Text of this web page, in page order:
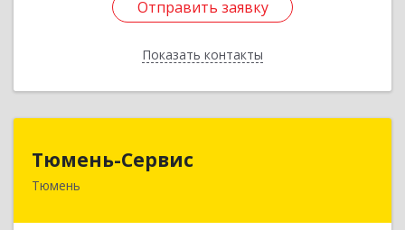
Отправить заявку
Показать контакты
Отправить заявку
Назад
Тюмень-Сервис
Тюмень
625007, Тюменская обл, Тюмень г, Депутатская